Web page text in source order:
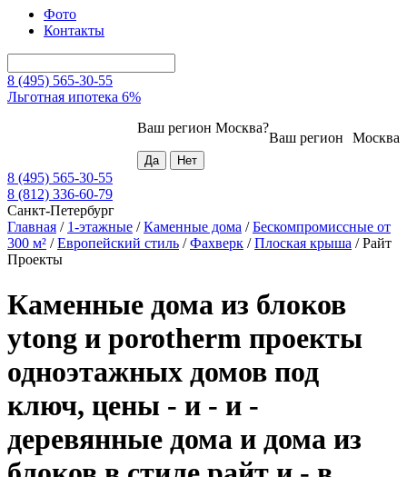
Фото
Контакты
8 (495) 565-30-55
Льготная ипотека 6%
Москва
Ваш регион
Ваш регион Москва?
8 (495) 565-30-55
8 (812) 336-60-79
Санкт-Петербург
Главная / 1-этажные /Каменные дома /Бескомпромиссные от
300 м² /Европейский стиль /Фахверк /Плоская крыша /Райт
Проекты
Каменные дома из блоков
ytong и porotherm проекты
одноэтажных домов под
ключ, цены - и - и -
деревянные дома и дома из